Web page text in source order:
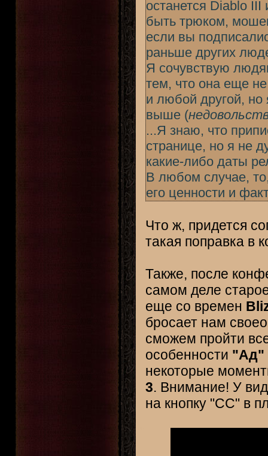
останется Diablo
быть трюком,
если вы
раньше других
Я сочувствую
тем, что она еще
и любой другой, но
выше (
...Я знаю, что
странице, но я не
какие-либо даты
В любом случае,
его ценности и
Что ж, придется
такая поправка в
Также, после
самом деле
еще со времен
бросает нам
сможем пройти
особенности "Ад"
некоторые
3. Внимание! У
на кнопку "CC" в